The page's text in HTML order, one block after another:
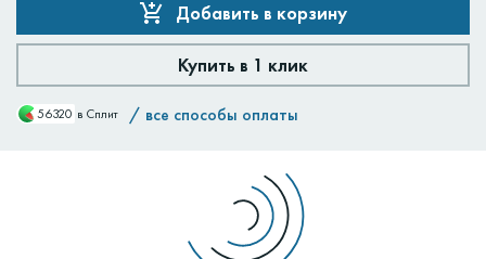
Добавить в корзину
Купить в 1 клик
56320 в Сплит / все способы оплаты